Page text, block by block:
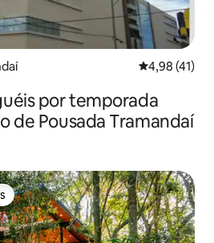
4,98 de uma
4,98 (41)
por temporada
de Pousada Tramandaí